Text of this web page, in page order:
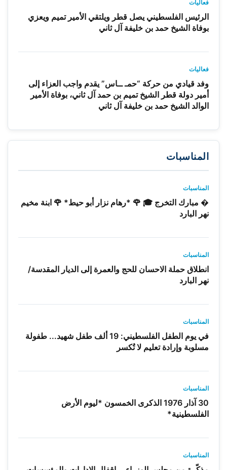
فعاليات
الرئيس الفلسطيني يصل قطر ويلتقي الأمير تميم ويعزي
بوفاة الشيخ حمد بن خليفة آل ثاني
فعاليات
وفد قيادي من حركة “حمـ ــاس” يقدم واجب العزاء إلى
أمير دولة قطر الشيخ تميم بن حمد آل ثاني، بوفاة الأمير
الوالد الشيخ حمد بن خليفة آل ثاني
المناسبات
المناسبات
� مبارك التخرج 🎓 🌹 *رهام نزار أبو حيط* 🌹 ابنة مخيم
نهر البارد
المناسبات
انطلاق حملة الاحسان للحج والعمرة إلى الديار المقدسة/
نهر البارد
المناسبات
في يوم الطفل الفلسطيني: 19 ألف طفل شهيد... طفولة
مسلوبة وإرادة تعليم لا تُكسر
المناسبات
30 آذار 1976 الذكرى الخمسون *ليوم الأرض
الفلسطينية*
المناسبات